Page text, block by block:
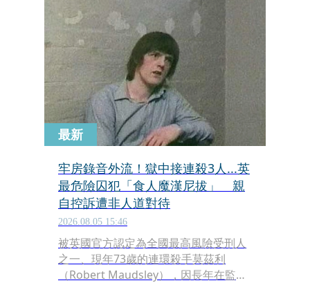
最新
牢房錄音外流！獄中接連殺3人...英
最危險囚犯「食人魔漢尼拔」 親
自控訴遭非人道對待
2026.08.05 15:46
被英國官方認定為全國最高風險受刑人
之一、現年73歲的連環殺手莫茲利
（Robert Maudsley），因長年在監獄